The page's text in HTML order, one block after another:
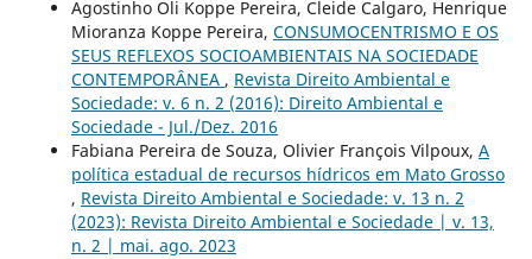
Agostinho Oli Koppe Pereira, Cleide Calgaro, Henrique
Mioranza Koppe Pereira, CONSUMOCENTRISMO E OS
SEUS REFLEXOS SOCIOAMBIENTAIS NA SOCIEDADE
CONTEMPORÂNEA , Revista Direito Ambiental e
Sociedade: v. 6 n. 2 (2016): Direito Ambiental e
Sociedade - Jul./Dez. 2016
Fabiana Pereira de Souza, Olivier François Vilpoux, A
política estadual de recursos hídricos em Mato Grosso
, Revista Direito Ambiental e Sociedade: v. 13 n. 2
(2023): Revista Direito Ambiental e Sociedade | v. 13,
n. 2 | mai. ago. 2023